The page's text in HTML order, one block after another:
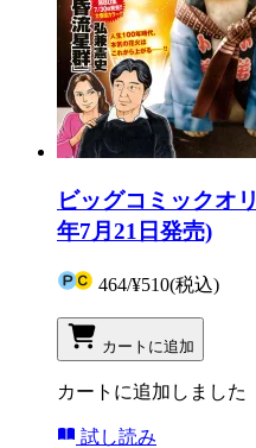
ビッグコミックオ
年7月21日発売)
464/¥510(税込)
カートに追加
カートに追加しました
試し読み